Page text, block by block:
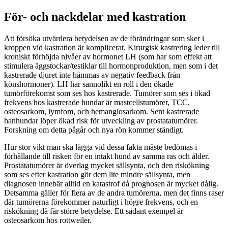
För- och nackdelar med kastration
Att försöka utvärdera betydelsen av de förändringar som sker i
kroppen vid kastration är komplicerat. Kirurgisk kastrering leder till
kroniskt förhöjda nivåer av hormonet LH (som har som effekt att
stimulera äggstockar/testiklar till hormonproduktion, men som i det
kastrerade djuret inte hämmas av negativ feedback från
könshormoner). LH har sannolikt en roll i den ökade
tumörförekomst som ses hos kastrerade. Tumörer som ses i ökad
frekvens hos kastrerade hundar är mastcellstumörer, TCC,
osteosarkom, lymfom, och hemangiosarkom. Sent kastrerade
hanhundar löper ökad risk för utveckling av prostatatumörer.
Forskning om detta pågår och nya rön kommer ständigt.
Hur stor vikt man ska lägga vid dessa fakta måste bedömas i
förhållande till risken för en intakt hund av samma ras och ålder.
Prostatatumörer är överlag mycket sällsynta, och den riskökning
som ses efter kastration gör dem lite mindre sällsynta, men
diagnosen innebär alltid en katastrof då prognosen är mycket dålig.
Detsamma gäller för flera av de andra tumörerna, men det finns raser
där tumörerna förekommer naturligt i högre frekvens, och en
riskökning då får större betydelse. Ett sådant exempel är
osteosarkom hos rottweiler.